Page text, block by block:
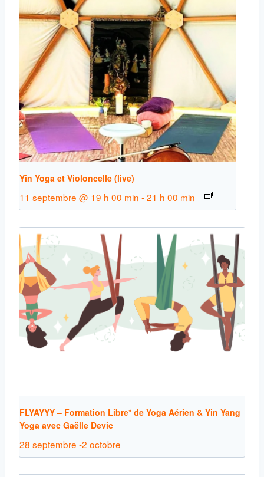
Yin Yoga et Violoncelle (live)
11 septembre @ 19 h 00 min -21 h 00 min
FLYAYYY – Formation Libre* de Yoga Aérien & Yin Yang
Yoga avec Gaëlle Devic
28 septembre -2 octobre